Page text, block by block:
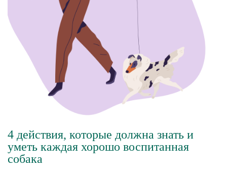
4 действия, которые должна знать и
уметь каждая хорошо воспитанная
собака